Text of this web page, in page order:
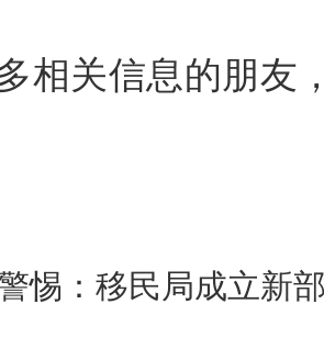
相关信息的朋友
惕：移民局成立新